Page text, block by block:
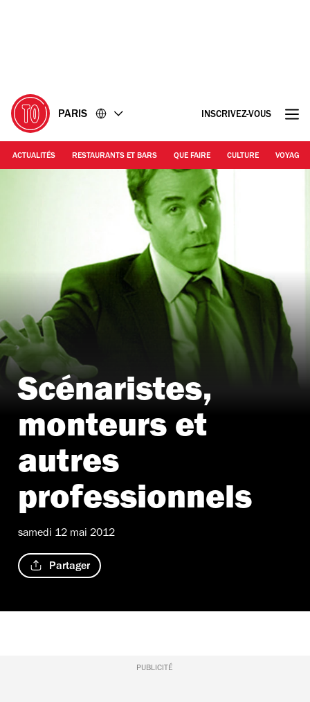
PARIS INSCRIVEZ-VOUS
ACTUALITÉS RESTAURANTS ET BARS QUE FAIRE CULTURE VOYAGE
Scénaristes,
monteurs et
autres
professionnels
samedi 12 mai 2012
Partager
PUBLICITÉ